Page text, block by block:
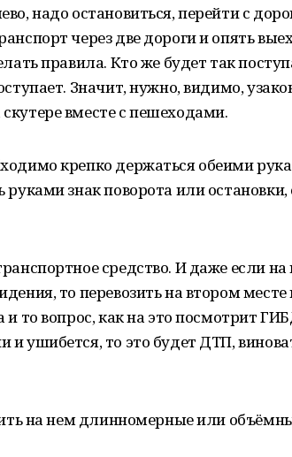
надо остановиться, перейти с
через две дороги и опять
правила. Кто же будет так
Значит, нужно, видимо,
вместе с пешеходами.
крепко держаться обеими
знак поворота или
средство. И даже если на
то перевозить на втором
и то вопрос, как на это посмотрит
ушибется, то это будет ДТП,
на нем длинномерные или